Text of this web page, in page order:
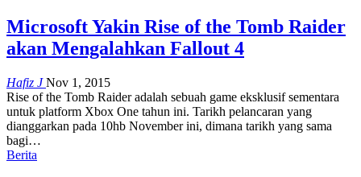
Microsoft Yakin Rise of the Tomb Raider
akan Mengalahkan Fallout 4
Hafiz JNov 1, 2015
Rise of the Tomb Raider adalah sebuah game eksklusif sementara
untuk platform Xbox One tahun ini. Tarikh pelancaran yang
dianggarkan pada 10hb November ini, dimana tarikh yang sama
bagi…
Berita